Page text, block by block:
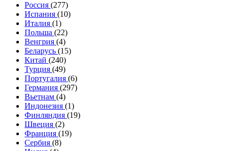
Россия (277)
Испания (10)
Италия (1)
Польша (22)
Венгрия (4)
Беларусь (15)
Китай (240)
Турция (49)
Португалия (6)
Германия (297)
Вьетнам (4)
Индонезия (1)
Финляндия (19)
Швеция (2)
Франция (19)
Сербия (8)